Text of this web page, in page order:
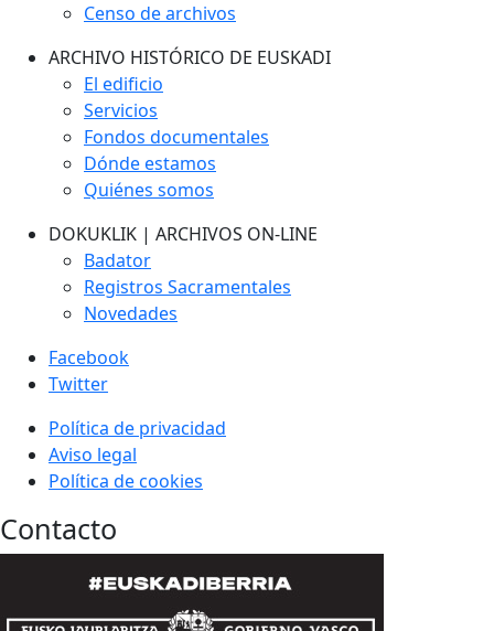
Censo de archivos
ARCHIVO HISTÓRICO DE EUSKADI
El edificio
Servicios
Fondos documentales
Dónde estamos
Quiénes somos
DOKUKLIK | ARCHIVOS ON-LINE
Badator
Registros Sacramentales
Novedades
Facebook
Twitter
Política de privacidad
Aviso legal
Política de cookies
Contacto